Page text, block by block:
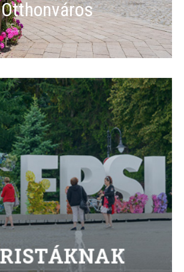
Otthonváros